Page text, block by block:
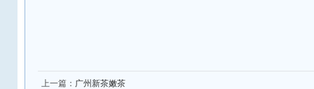
上一篇： 广州新茶嫩茶